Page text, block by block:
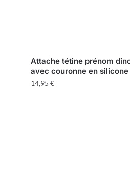
Attache tétine prénom
avec couronne en
14,95€